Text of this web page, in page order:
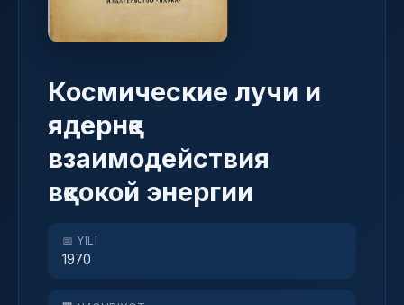
Космические лучи и
ядернқе
взаимодействия
вқсокой энергии
📅 YILI
1970